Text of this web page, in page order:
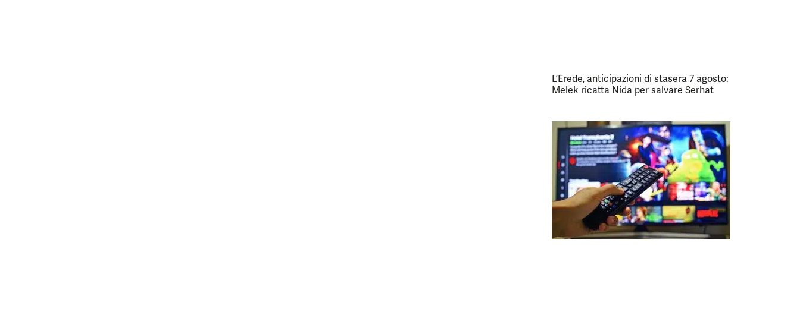
L’Erede, anticipazioni di stasera 7 agosto:
Melek ricatta Nida per salvare Serhat